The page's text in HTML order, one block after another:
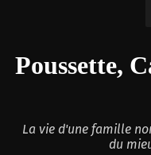
Poussette,
La vie d'une famille
du